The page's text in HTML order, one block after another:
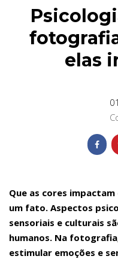
elas
Que as cores
um fato. Aspectos
sensoriais e culturais
humanos. Na
estimular emoções e